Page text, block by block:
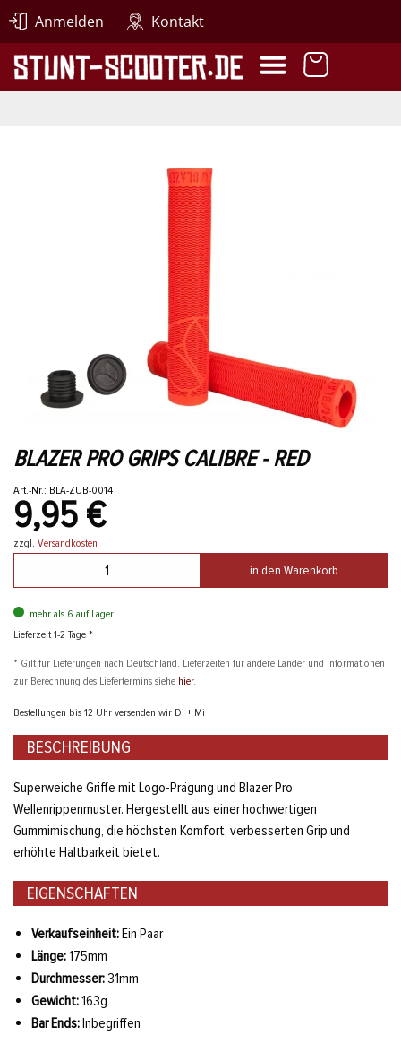
Anmelden Kontakt
BLAZER PRO GRIPS CALIBRE - RED
Art.-Nr.: BLA-ZUB-0014
9,95 €
zzgl. Versandkosten
in den Warenkorb
mehr als 6 auf Lager
Lieferzeit 1-2 Tage *
* Gilt für Lieferungen nach Deutschland. Lieferzeiten für andere Länder und Informationen
zur Berechnung des Liefertermins siehe hier.
Bestellungen bis 12 Uhr versenden wir Di + Mi
BESCHREIBUNG
Superweiche Griffe mit Logo-Prägung und Blazer Pro
Wellenrippenmuster. Hergestellt aus einer hochwertigen
Gummimischung, die höchsten Komfort, verbesserten Grip und
erhöhte Haltbarkeit bietet.
EIGENSCHAFTEN
Verkaufseinheit:Ein Paar
Länge:175mm
Durchmesser:31mm
Gewicht:163g
Bar Ends:Inbegriffen